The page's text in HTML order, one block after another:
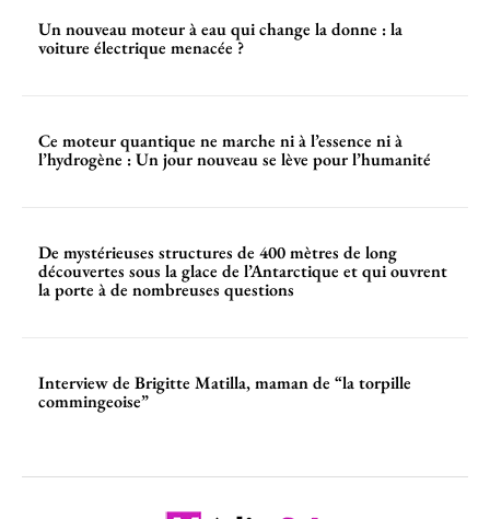
Un nouveau moteur à eau qui change la donne : la
voiture électrique menacée ?
Ce moteur quantique ne marche ni à l’essence ni à
l’hydrogène : Un jour nouveau se lève pour l’humanité
De mystérieuses structures de 400 mètres de long
découvertes sous la glace de l’Antarctique et qui ouvrent
la porte à de nombreuses questions
Interview de Brigitte Matilla, maman de “la torpille
commingeoise”